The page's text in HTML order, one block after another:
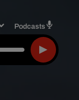
Podcasts
Justin Timberlake